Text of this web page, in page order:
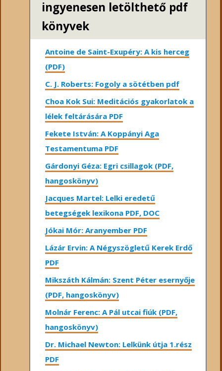
ingyenesen letölthető pdf
könyvek
Antoine de Saint-Exupéry: A kis herceg
(PDF)
C. J. Roberts: Fogoly a sötétben pdf
Choa Kok Sui: Meditációs gyakorlatok a
lélek feltárására PDF
Fekete István: A Koppányi Aga
Testamentuma PDF
Gárdonyi Géza: Egri csillagok (PDF,
hangoskönyv)
Jacques Martel: Lelki eredetű
betegségek lexikona PDF, DOC
Jókai Mór: Aranyember PDF
Lázár Ervin: A Négyszögletű Kerek Erdő
PDF
Mikszáth Kálmán: Szent Péter esernyője
(PDF, hangoskönyv)
Molnár Ferenc: A Pál utcai fiúk (PDF,
hangoskönyv)
Dr. Michael Newton: Lelkünk útja 1.rész
PDF